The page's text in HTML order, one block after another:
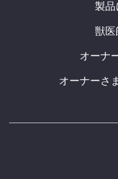
製品
獣医
オーナ
オーナーさ